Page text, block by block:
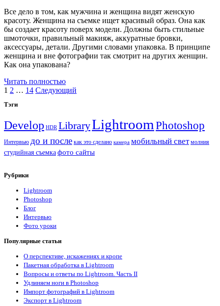
Все дело в том, как мужчина и женщина видят женскую
красоту. Женщина на съемке ищет красивый образ. Она как
бы создает красоту поверх модели. Должны быть стильные
шмоточки, правильный макияж, аккуратные бровки,
аксессуары, детали. Другими словами упаковка. В принципе
женщина и вне фотографии так смотрит на других женщин.
Как она упакована?
Читать полностьюЖенская
и
Пагинация
записей
1 2 … 14 Следующий
Sidebar
Тэги
Develop HDR LibraryLightroom Photoshop
Интервью до и после как это сделано камера мобильный свет молния
студийная съемка фото сайты
Рубрики
Lightroom
Photoshop
Блог
Интервью
Фото уроки
Популярные статьи
О перспективе, искажениях и кропе
Пакетная обработка в Lightroom
Вопросы и ответы по Lightroom. Часть II
Удлиняем ноги в Photoshop
Импорт фотографий в Lightroom
Экспорт в Lightroom